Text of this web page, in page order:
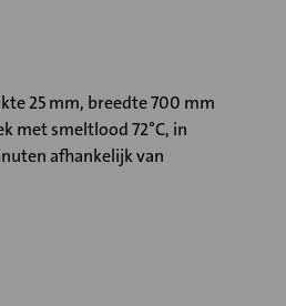
25 mm, breedte 700 mm
met smeltlood 72°C, in
afhankelijk van